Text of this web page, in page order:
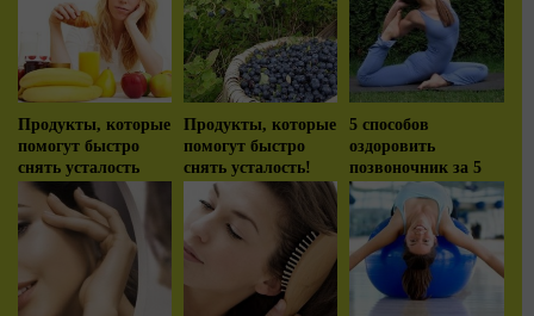
Продукты, которые
помогут быстро
снять усталость
Продукты, которые
помогут быстро
снять усталость!
5 способов
оздоровить
позвоночник за 5
минут!